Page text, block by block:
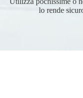
lo rende